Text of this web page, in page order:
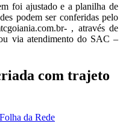
foi ajustado e a planilha de
podem ser conferidas pelo
, através de
via atendimento do SAC –
com trajeto
Folha da Rede